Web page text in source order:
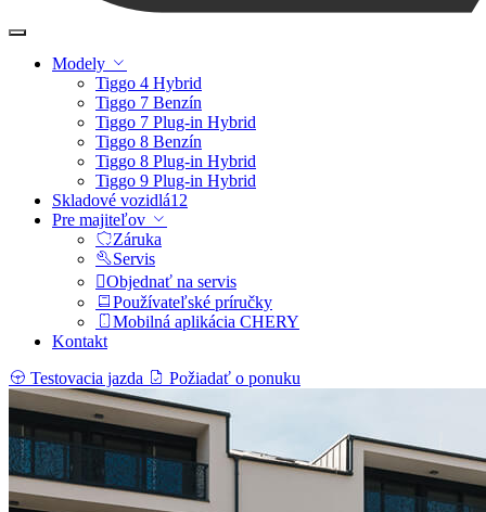
Modely
Tiggo 4 Hybrid
Tiggo 7 Benzín
Tiggo 7 Plug-in Hybrid
Tiggo 8 Benzín
Tiggo 8 Plug-in Hybrid
Tiggo 9 Plug-in Hybrid
Skladové vozidlá12
Pre majiteľov
Záruka
Servis
Objednať na servis
Používateľské príručky
Mobilná aplikácia CHERY
Kontakt
Testovacia jazda
Požiadať o ponuku